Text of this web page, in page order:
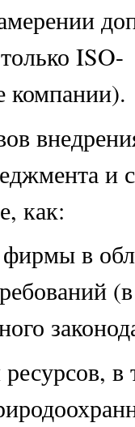
ISO-
компании).
и
как:
в
в